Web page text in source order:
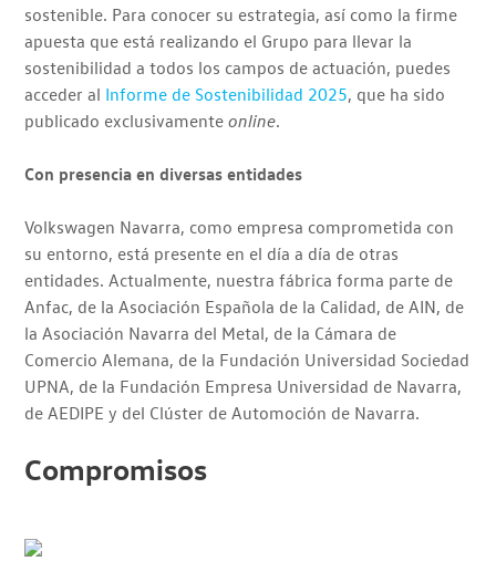
sostenible. Para conocer su estrategia, así como la firme
apuesta que está realizando el Grupo para llevar la
sostenibilidad a todos los campos de actuación, puedes
acceder al Informe de Sostenibilidad 2025, que ha sido
publicado exclusivamenteonline.
Con presencia en diversas entidades
Volkswagen Navarra, como empresa comprometida con
su entorno, está presente en el día a día de otras
entidades. Actualmente, nuestra fábrica forma parte de
Anfac, de la Asociación Española de la Calidad, de AIN, de
la Asociación Navarra del Metal, de la Cámara de
Comercio Alemana, de la Fundación Universidad Sociedad
UPNA, de la Fundación Empresa Universidad de Navarra,
de AEDIPE y del Clúster de Automoción de Navarra.
Compromisos